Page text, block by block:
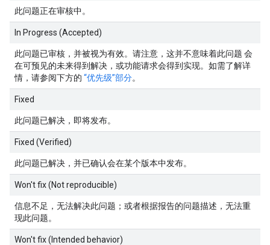
此问题正在审核中。
In Progress (Accepted)
此问题已审核，并被视为有效。请注意，这并不意味着此问题 会
在可预见的未来得到解决，或功能请求会得到实现。如需了解详
情，请参阅下方的 “优先级”部分。
Fixed
此问题已解决，即将发布。
Fixed (Verified)
此问题已解决，并已确认会在某个版本中发布。
Won't fix (Not reproducible)
信息不足，无法解决此问题；或者根据报告的问题描述，无法重
现此问题。
Won't fix (Intended behavior)